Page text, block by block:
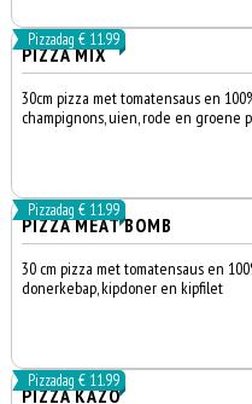
Pizzadag € 11.99
PIZZA MIX
30cm pizza met tomatensaus en
champignons, uien, rode en groene
Pizzadag € 11.99
PIZZA MEAT BOMB
30 cm pizza met tomatensaus en
donerkebap, kipdoner en kipfilet
Pizzadag € 11.99
PIZZA KAZO